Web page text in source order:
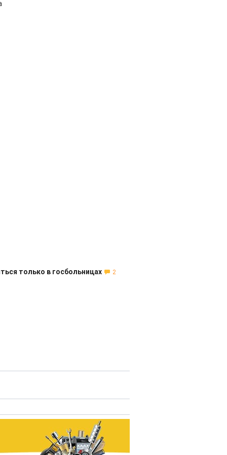
только в госбольницах 2